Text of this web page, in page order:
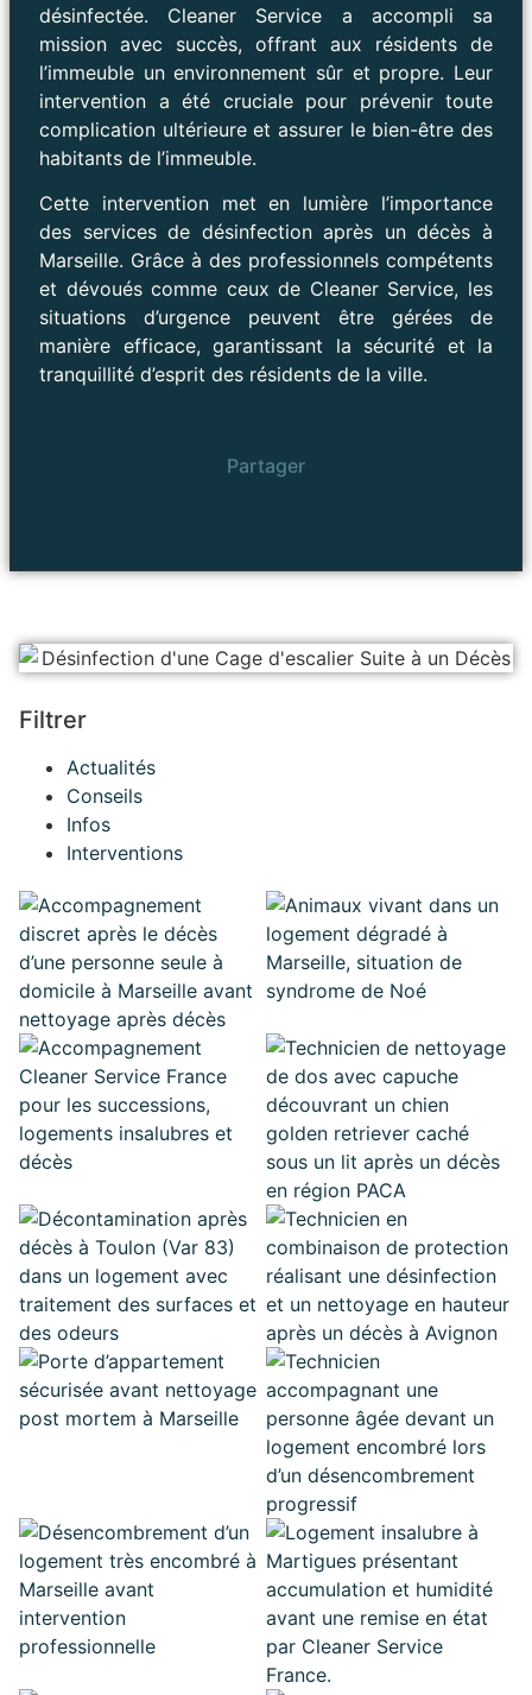
désinfectée. Cleaner Service a accompli sa
mission avec succès, offrant aux résidents de
l’immeuble un environnement sûr et propre. Leur
intervention a été cruciale pour prévenir toute
complication ultérieure et assurer le bien-être des
habitants de l’immeuble.
Cette intervention met en lumière l’importance
des services de désinfection après un décès à
Marseille. Grâce à des professionnels compétents
et dévoués comme ceux de Cleaner Service, les
situations d’urgence peuvent être gérées de
manière efficace, garantissant la sécurité et la
tranquillité d’esprit des résidents de la ville.
Partager
Filtrer
Actualités
Conseils
Infos
Interventions